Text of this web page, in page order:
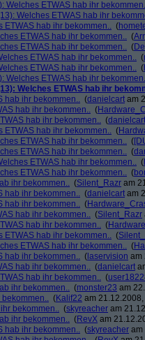
Welches ETWAS hab ihr
Welches ETWAS hab ihr
ETWAS hab ihr bekommen.. (
ETWAS hab ihr bekommen.. (
ETWAS hab ihr bekommen.. (
ETWAS hab ihr bekommen.. (
ETWAS hab ihr bekommen.. (
Welches ETWAS hab ihr
Welches ETWAS hab ihr
hab ihr bekommen.. (danielcart am
hab ihr bekommen.. (
hab ihr bekommen.. (danielcart
ETWAS hab ihr bekommen.. (
ETWAS hab ihr bekommen.. (
ETWAS hab ihr bekommen.. (
ETWAS hab ihr bekommen.. (
ETWAS hab ihr bekommen.. (
ihr bekommen.. (Silent_Razr am
hab ihr bekommen.. (danielcart am
hab ihr bekommen.. (
hab ihr bekommen.. (Silent_Razr
hab ihr bekommen.. (
ETWAS hab ihr bekommen.. (
ETWAS hab ihr bekommen.. (
hab ihr bekommen.. ( laservision am
hab ihr bekommen.. (danielcart
hab ihr bekommen.. (
ihr bekommen.. (monster23 am
(Kalif22 am
bekommen.. (skyreacher am
ihr bekommen.. (RevX am
hab ihr bekommen.. (skyreacher am